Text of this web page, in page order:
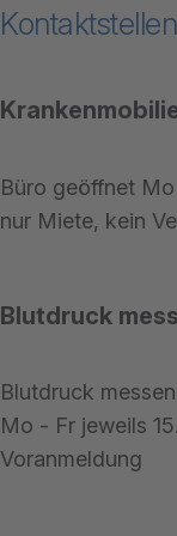
Kontaktstellen
Büro geöffnet
nur Miete, kein
Blutdruck
Blutdruck
Mo - Fr jeweils
Voranmeldung